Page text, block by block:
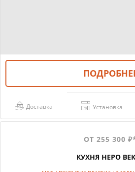
Доставка Установка
ОТ 255 300
КУХНЯ НЕРО